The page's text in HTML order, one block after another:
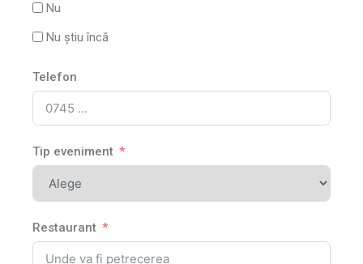
Nu
Nu știu încă
Telefon
Tip eveniment
Restaurant